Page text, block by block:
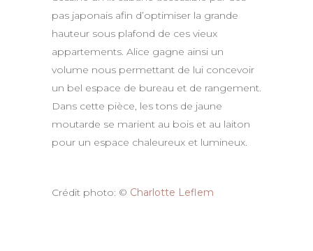
pas japonais afin d’optimiser la grande
hauteur sous plafond de ces vieux
appartements. Alice gagne ainsi un
volume nous permettant de lui concevoir
un bel espace de bureau et de rangement.
Dans cette pièce, les tons de jaune
moutarde se marient au bois et au laiton
pour un espace chaleureux et lumineux.
Crédit photo: © Charlotte Leflem